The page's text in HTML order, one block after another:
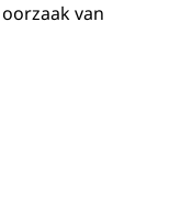
van